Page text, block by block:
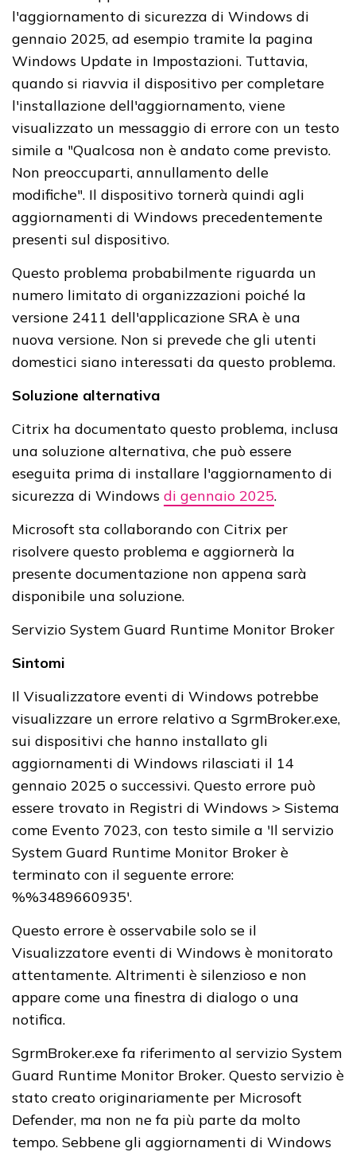
l'aggiornamento di sicurezza di Windows di
gennaio 2025, ad esempio tramite la pagina
Windows Update in Impostazioni. Tuttavia,
quando si riavvia il dispositivo per completare
l'installazione dell'aggiornamento, viene
visualizzato un messaggio di errore con un testo
simile a "Qualcosa non è andato come previsto.
Non preoccuparti, annullamento delle
modifiche". Il dispositivo tornerà quindi agli
aggiornamenti di Windows precedentemente
presenti sul dispositivo.
Questo problema probabilmente riguarda un
numero limitato di organizzazioni poiché la
versione 2411 dell'applicazione SRA è una
nuova versione. Non si prevede che gli utenti
domestici siano interessati da questo problema.
Soluzione alternativa
Citrix ha documentato questo problema, inclusa
una soluzione alternativa, che può essere
eseguita prima di installare l'aggiornamento di
sicurezza di Windows di gennaio 2025.
Microsoft sta collaborando con Citrix per
risolvere questo problema e aggiornerà la
presente documentazione non appena sarà
disponibile una soluzione.
Servizio System Guard Runtime Monitor Broker
Sintomi
Il Visualizzatore eventi di Windows potrebbe
visualizzare un errore relativo a SgrmBroker.exe,
sui dispositivi che hanno installato gli
aggiornamenti di Windows rilasciati il ​​14
gennaio 2025 o successivi. Questo errore può
essere trovato in Registri di Windows > Sistema
come Evento 7023, con testo simile a 'Il servizio
System Guard Runtime Monitor Broker è
terminato con il seguente errore:
%%3489660935'.
Questo errore è osservabile solo se il
Visualizzatore eventi di Windows è monitorato
attentamente. Altrimenti è silenzioso e non
appare come una finestra di dialogo o una
notifica.
SgrmBroker.exe fa riferimento al servizio System
Guard Runtime Monitor Broker. Questo servizio è
stato creato originariamente per Microsoft
Defender, ma non ne fa più parte da molto
tempo. Sebbene gli aggiornamenti di Windows